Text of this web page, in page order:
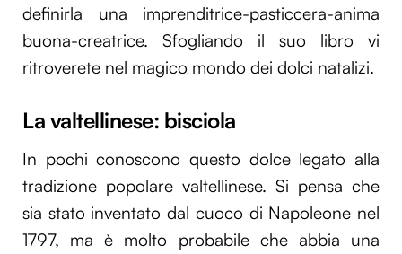
definirla una imprenditrice-pasticcera-anima
buona-creatrice. Sfogliando il suo libro vi
ritroverete nel magico mondo dei dolci natalizi.
La valtellinese: bisciola
In pochi conoscono questo dolce legato alla
tradizione popolare valtellinese. Si pensa che
sia stato in­ventato dal cuoco di Napoleone nel
1797, ma è molto probabile che abbia una